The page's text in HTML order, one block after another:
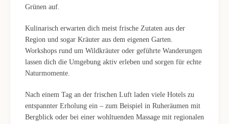
Grünen auf.
Kulinarisch erwarten dich meist frische Zutaten aus der
Region und sogar Kräuter aus dem eigenen Garten.
Workshops rund um Wildkräuter oder geführte Wanderungen
lassen dich die Umgebung aktiv erleben und sorgen für echte
Naturmomente.
Nach einem Tag an der frischen Luft laden viele Hotels zu
entspannter Erholung ein – zum Beispiel in Ruheräumen mit
Bergblick oder bei einer wohltuenden Massage mit regionalen